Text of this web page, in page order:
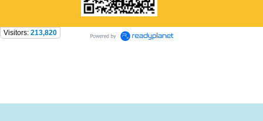
Visitors: 213,820